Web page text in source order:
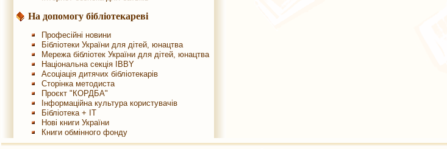
На допомогу бібліотекареві
Професійні новини
Бібліотеки України для дітей, юнацтва
Мережа бібліотек України для дітей, юнацтва
Національна секція IBBY
Асоціація дитячих бібліотекарів
Сторінка методиста
Проєкт "КОРДБА"
Інформаційна культура користувачів
Бібліотека + IT
Нові книги України
Книги обмінного фонду